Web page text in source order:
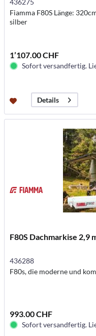
436275
Fiamma F80S Länge:
silber
1’107.00 CHF
Sofort versandfertig.
Details
F80S Dachmarkise 2,9
436288
F80s, die moderne und
993.00 CHF
Sofort versandfertig.